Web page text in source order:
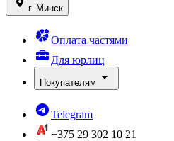
г. Минск
Оплата частями
Для юрлиц
Покупателям
Telegram
+375 29 302 10 21